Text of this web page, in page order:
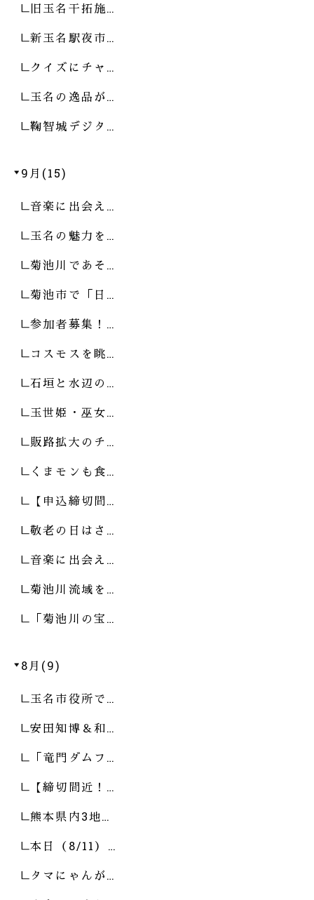
旧玉名干拓施…
新玉名駅夜市…
クイズにチャ…
玉名の逸品が…
鞠智城デジタ…
9月(15)
音楽に出会え…
玉名の魅力を…
菊池川であそ…
菊池市で「日…
参加者募集！…
コスモスを眺…
石垣と水辺の…
玉世姫・巫女…
販路拡大のチ…
くまモンも食…
【申込締切間…
敬老の日はさ…
音楽に出会え…
菊池川流域を…
「菊池川の宝…
8月(9)
玉名市役所で…
安田知博＆和…
「竜門ダムフ…
【締切間近！…
熊本県内3地…
本日（8/11）…
タマにゃんが…